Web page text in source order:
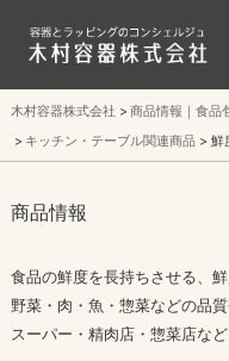
木村容器株式会社
商品情報｜食品
キッチン・テーブル関連商品
鮮
商品情報
食品の鮮度を長持ちさせる、
野菜・肉・魚・惣菜などの品
スーパー・精肉店・惣菜店な